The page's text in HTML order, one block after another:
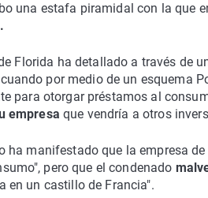
una estafa piramidal con la que
Florida ha detallado a través de
por medio de un esquema
para otorgar préstamos al
empresa que vendría a otros
ha manifestado que la empresa
pero que el condenado
en un castillo de Francia".